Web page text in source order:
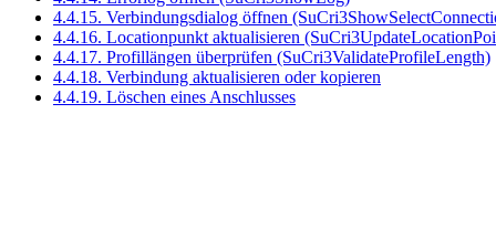
4.4.15. Verbindungsdialog öffnen
4.4.16. Locationpunkt aktualisieren
4.4.17. Profillängen überprüfen (SuCri3ValidateProfileLength)
4.4.18. Verbindung aktualisieren oder kopieren
4.4.19. Löschen eines Anschlusses